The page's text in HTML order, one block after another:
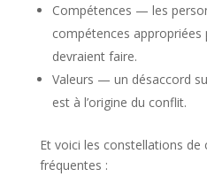
Compétences — les
compétences appropriées
devraient faire.
Valeurs — un désaccord
est à l’origine du conflit.
Et voici les constellations de
fréquentes :